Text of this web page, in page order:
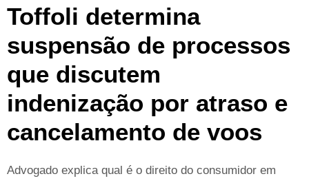
Toffoli determina
suspensão de processos
que discutem
indenização por atraso e
cancelamento de voos
Advogado explica qual é o direito do consumidor em